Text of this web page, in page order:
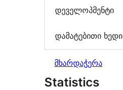
დეველოპმენტი
დამატებითი ხედი
მხარდაჭერა
Statistics